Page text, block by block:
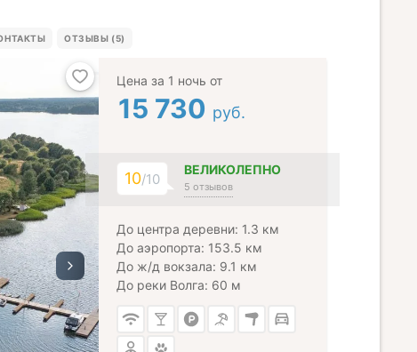
ОТЗЫВЫ (5)
Цена за 1 ночь от
15 730 руб.
10/10
ВЕЛИКОЛЕПНО
5 отзывов
До центра деревни: 1.3 км
До аэропорта: 153.5 км
До ж/д вокзала: 9.1 км
До реки Волга: 60 м